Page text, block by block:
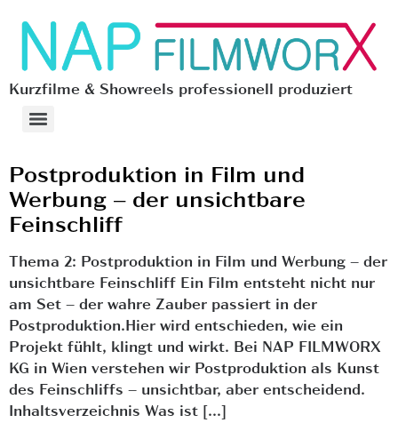
Kurzfilme & Showreels professionell produziert
Postproduktion in Film und
Werbung – der unsichtbare
Feinschliff
Thema 2: Postproduktion in Film und Werbung – der
unsichtbare Feinschliff Ein Film entsteht nicht nur
am Set – der wahre Zauber passiert in der
Postproduktion.Hier wird entschieden, wie ein
Projekt fühlt, klingt und wirkt. Bei NAP FILMWORX
KG in Wien verstehen wir Postproduktion als Kunst
des Feinschliffs – unsichtbar, aber entscheidend.
Inhaltsverzeichnis Was ist […]